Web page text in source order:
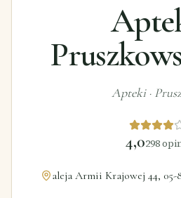
Apteki·
4,0298
aleja Armii Krajowej 44, 05-